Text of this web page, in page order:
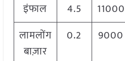
इंफाल
4.5 11000
लामलोंग
बाज़ार
0.2 9000